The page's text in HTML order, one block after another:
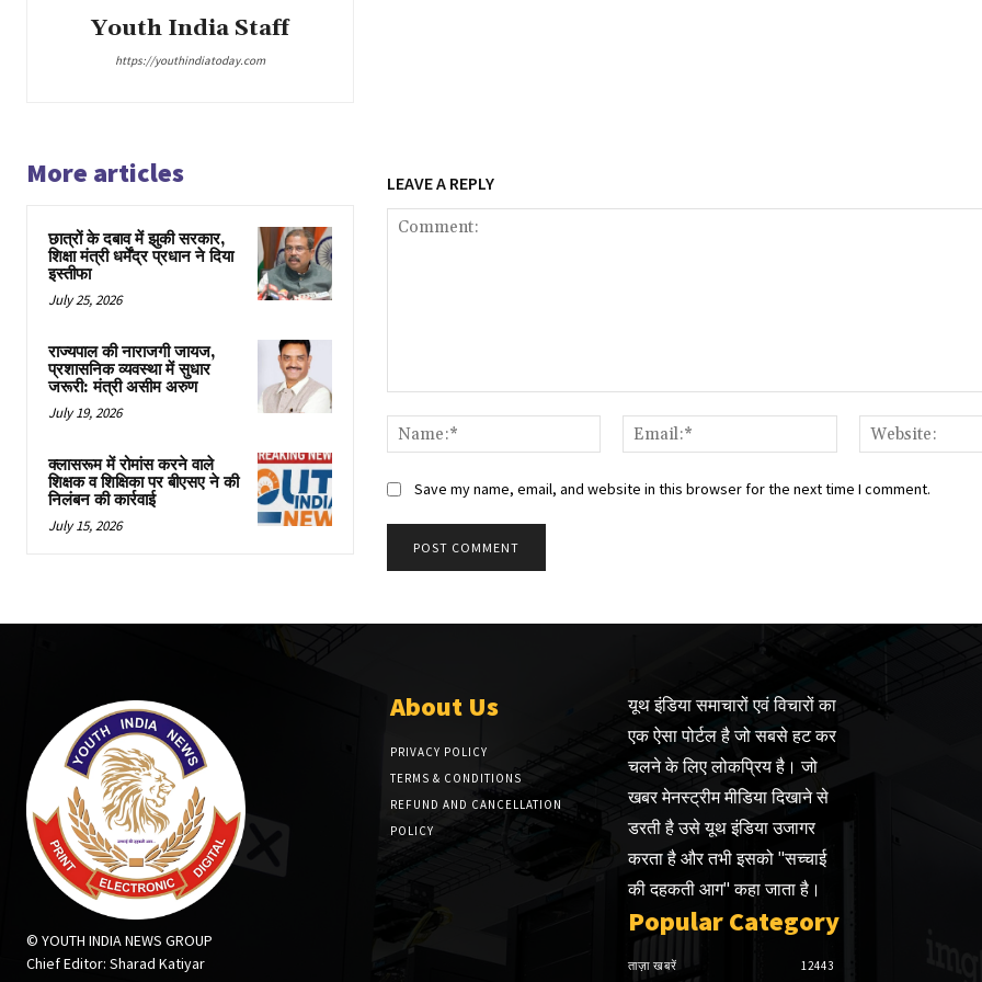
Youth India Staff
https://youthindiatoday.com
More articles
छात्रों के दबाव में झुकी सरकार,
शिक्षा मंत्री धर्मेंद्र प्रधान ने दिया
इस्तीफा
July 25, 2026
राज्यपाल की नाराजगी जायज,
प्रशासनिक व्यवस्था में सुधार
जरूरी: मंत्री असीम अरुण
July 19, 2026
क्लासरूम में रोमांस करने वाले
शिक्षक व शिक्षिका पर बीएसए ने की
निलंबन की कार्रवाई
July 15, 2026
LEAVE A REPLY
Name:*
Email:*
Save my name, email, and website in this browser for the next time I comment.
© YOUTH INDIA NEWS GROUP
Chief Editor: Sharad Katiyar
About Us
PRIVACY POLICY
TERMS & CONDITIONS
REFUND AND CANCELLATION
POLICY
यूथ इंडिया समाचारों एवं विचारों का
एक ऐसा पोर्टल है जो सबसे हट कर
चलने के लिए लोकप्रिय है। जो
खबर मेनस्ट्रीम मीडिया दिखाने से
डरती है उसे यूथ इंडिया उजागर
करता है और तभी इसको "सच्चाई
की दहकती आग" कहा जाता है।
Popular Category
ताज़ा खबरें 12443